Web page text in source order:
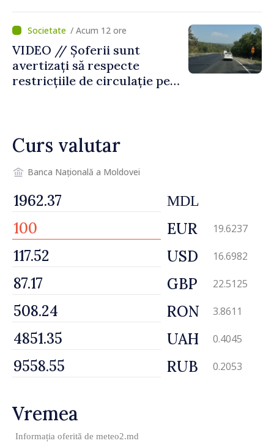
temporară de muncă
/ Acum 12 ore
VIDEO // Șoferii sunt
avertizați să respecte
restricțiile de circulație pe
Curs valutar
Banca Națională a Moldovei
MDL
EUR 19.6237
USD 16.6982
GBP 22.5125
RON 3.8611
UAH 0.4045
RUB 0.2053
Vremea
Informația oferită de meteo2.md